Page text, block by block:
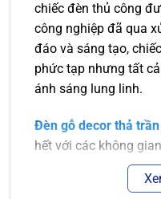
chiếc đèn thủ công
công nghiệp đã qua
đáo và sáng tạo,
phức tạp nhưng tất
ánh sáng lung linh.
Đèn gỗ decor thả trần
hết với các không
khách sang trọng
sự ấm áp thì đều có